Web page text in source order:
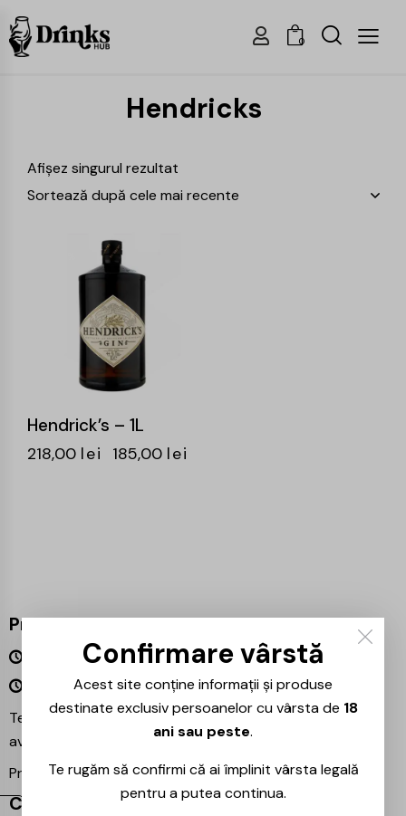
0
Hendricks
Afișez singurul rezultat
Hendrick’s – 1L
218,00 lei 185,00 lei
Program
Luni – Vineri 09:00 – 18:00
Sâmbătă – Duminică Închis
Te așteptăm și în magazinul nostru din București –
avem mereu reduceri speciale la băuturile preferate!
Proiecte partenere:Ezotera
Contact
Confirmare vârstă
Acest site conține informații și produse
destinate exclusiv persoanelor cu vârsta de 18
ani sau peste.
Te rugăm să confirmi că ai împlinit vârsta legală
pentru a putea continua.